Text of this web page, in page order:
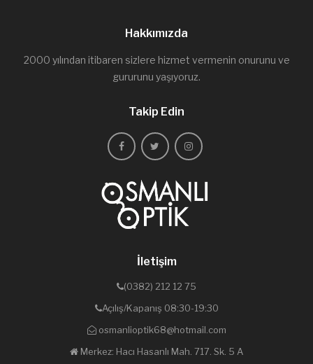
Hakkımızda
2000 yılından itibaren sizlere hizmet vermenin onurunu ve
gururunu yaşıyoruz.
Takip Edin
İletişim
(0382) 212 12 75
Açılış/Kapanış 08:30-19:30
osmanlioptik68@hotmail.com
Merkez: Hacı Hasanlı Mah. 717. Sk. 5 A